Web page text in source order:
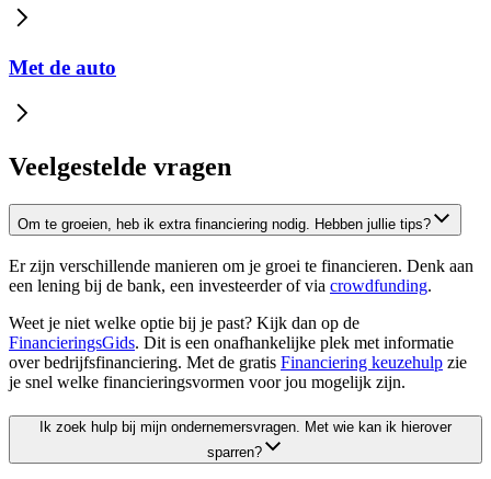
Met de auto
Veelgestelde vragen
Om te groeien, heb ik extra financiering nodig. Hebben jullie tips?
Er zijn verschillende manieren om je groei te financieren. Denk aan
een lening bij de bank, een investeerder of via crowdfunding.
Weet je niet welke optie bij je past? Kijk dan op de
FinancieringsGids. Dit is een onafhankelijke plek met informatie
over bedrijfsfinanciering. Met de gratis Financiering keuzehulp zie
je snel welke financieringsvormen voor jou mogelijk zijn.
Ik zoek hulp bij mijn ondernemersvragen. Met wie kan ik hierover
sparren?